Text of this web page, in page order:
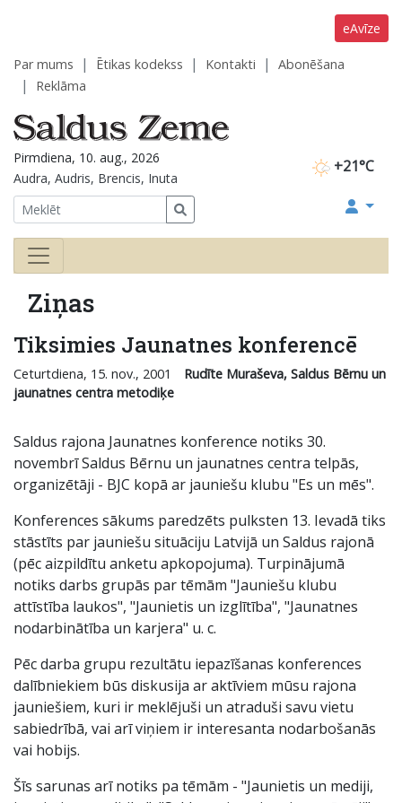
eAvīze
Par mums Ētikas kodekss Kontakti
Abonēšana
Reklāma
+21°C
Pirmdiena, 10. aug., 2026
Audra, Audris, Brencis, Inuta
Ziņas
Tiksimies Jaunatnes konferencē
Ceturtdiena, 15. nov., 2001
Rudīte Muraševa, Saldus Bērnu un
jaunatnes centra metodiķe
Saldus rajona Jaunatnes konference notiks 30.
novembrī Saldus Bērnu un jaunatnes centra telpās,
organizētāji - BJC kopā ar jauniešu klubu "Es un mēs".
Konferences sākums paredzēts pulksten 13. Ievadā tiks
stāstīts par jauniešu situāciju Latvijā un Saldus rajonā
(pēc aizpildītu anketu apkopojuma). Turpinājumā
notiks darbs grupās par tēmām "Jauniešu klubu
attīstība laukos", "Jaunietis un izglītība", "Jaunatnes
nodarbinātība un karjera" u. c.
Pēc darba grupu rezultātu iepazīšanas konferences
dalībniekiem būs diskusija ar aktīviem mūsu rajona
jauniešiem, kuri ir meklējuši un atraduši savu vietu
sabiedrībā, vai arī viņiem ir interesanta nodarbošanās
vai hobijs.
Šīs sarunas arī notiks pa tēmām - "Jaunietis un mediji,